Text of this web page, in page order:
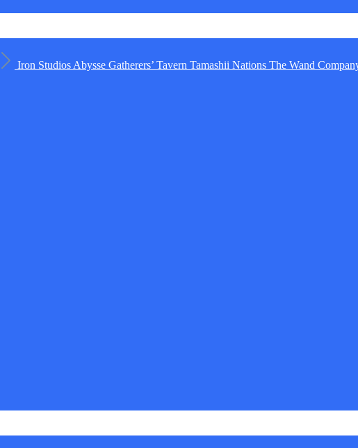
Iron Studios Abysse Gatherers’ Tavern Tamashii Nations The Wand